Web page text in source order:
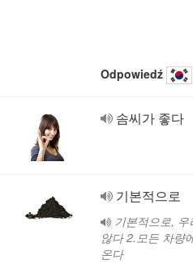
Odpowiedź
솜씨가 좋다
기본적으로
기본적으로,
않다 2.모든 차량
온다